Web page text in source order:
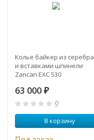
Колье байкер из серебра
и вставками шпинели
Zancan EXC 530
63 000 ₽
0
В корзину